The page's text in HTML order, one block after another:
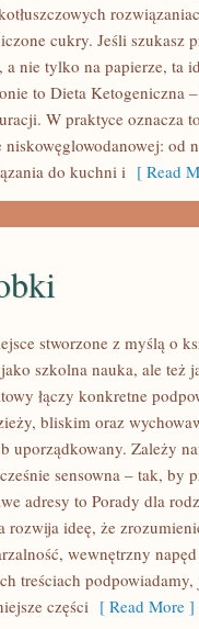
cukry. Jeśli szukasz
a nie tylko na papierze, ta
to Dieta Ketogeniczna
W praktyce oznacza
niskowęglowodanowej: od
do kuchni i [ Read
stworzone z myślą o
szkolna nauka, ale też
łączy konkretne
bliskim oraz
uporządkowany. Zależy
sensowna – tak, by
adresy to Porady dla
rozwija ideę, że
wewnętrzny
treściach
części [ Read More ]